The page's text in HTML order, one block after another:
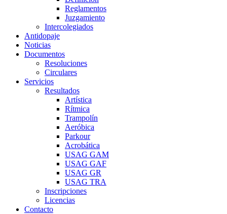
Reglamentos
Juzgamiento
Intercolegiados
Antidopaje
Noticias
Documentos
Resoluciones
Circulares
Servicios
Resultados
Artística
Rítmica
Trampolín
Aeróbica
Parkour
Acrobática
USAG GAM
USAG GAF
USAG GR
USAG TRA
Inscripciones
Licencias
Contacto